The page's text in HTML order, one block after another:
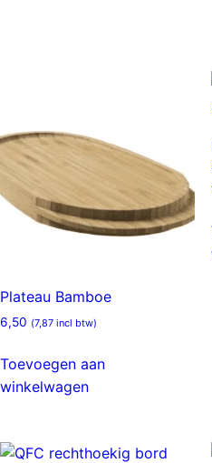
Plateau Bamboe
6,50 (7,87 incl btw)
Toevoegen aan
winkelwagen